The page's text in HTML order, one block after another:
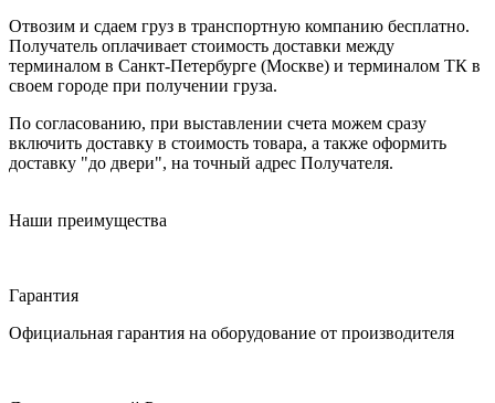
Отвозим и сдаем груз в транспортную компанию бесплатно.
Получатель оплачивает стоимость доставки между
терминалом в Санкт-Петербурге (Москве) и терминалом ТК в
своем городе при получении груза.
По согласованию, при выставлении счета можем сразу
включить доставку в стоимость товара, а также оформить
доставку "до двери", на точный адрес Получателя.
Наши преимущества
Гарантия
Официальная гарантия на оборудование от производителя